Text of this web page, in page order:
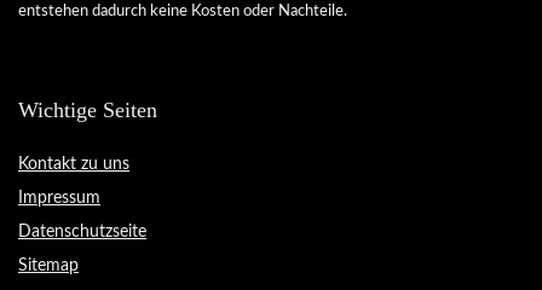
entstehen dadurch keine Kosten oder Nachteile.
Wichtige Seiten
Kontakt zu uns
Impressum
Datenschutzseite
Sitemap